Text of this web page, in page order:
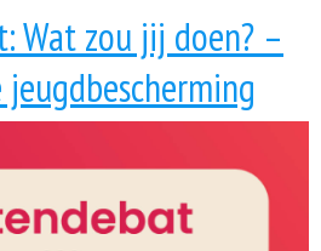
Wat zou jij doen? –
jeugdbescherming